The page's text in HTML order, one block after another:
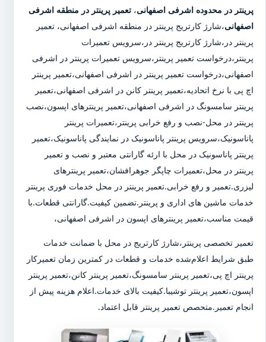
پرینتر در محدوده اشرفی اصفهانی، تعمیر پرینتر در منطقه اشرفی
اصفهانی،شارژ کارتریج پرینتر در منطقه اشرفی اصفهانی، تعمیر
پرینتر در،شارژ کارتریج پرینتر در،سرویس تعمیرات
پرینتر،درخواست تعمیر پرینتر،سرویس تعمیرات پرینتر در اشرفی
اصفهانی،درخواست تعمیر پرینتر در اشرفی اصفهانی،تعمیر پرینتر
اچ پی با نرخ اتحادیه،تعمیر پرینتر کانن در اشرفی اصفهانی،تعمیر
پرینتر سامسونگ در اشرفی اصفهانی،تعمیر پرینترهای اپسون،نصب
پرینتر در محل-نصب و رفع خرابی پرینتر،تعمیرات پرینتر
پاناسونیک،سرویس پرینتر پاناسونیک در نمایندگی پاناسونیک،تعمیر
پرینتر پاناسونیک در محل با ارئه گارانتی معتبر و نصب و تعمیر
پرینتر در محل،تعمیرات چاپگر جوهرافشان،تعمیر پرینترهای
لیزری.تعمیر و رفع خرابی.تعمیر پرینتر در محل خدمات فوری پرینتر
خدمات ماشین های اداری و پرینتر.تضمین کیفیت.گارانتی قطعات.با
قیمت مناسب،تعمیر پرینترهای اپسون در اشرفی اصفهانی،
تعمیر تخصصی پرینتر،شارژ کارتریج در محل با ضمانت خدمات
طبق شرایط اعلام‌شده خدمات و قطعات در کمترین زمان تعمیرکار
پرینتر اچ پی،تعمیر پرینتر سامسونگ،تعمیر پرینتر کانن،تعمیر پرینتر
اپسون،تعمیر پرینتر توشیبا.کیفیت بالای خدمات.اعلام هزینه پیش از
انجام تعمیر.متحصص تعمیر پرینتر قابل اعتماد.